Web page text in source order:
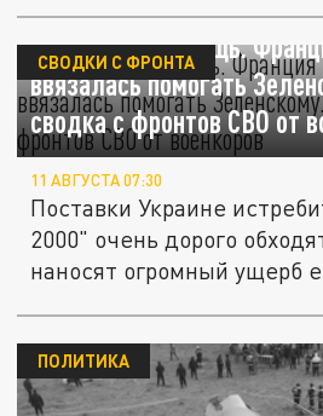
Недешёвая помощь.
ввязалась помогать
сводка с фронтов СВО от
СВОДКИ С ФРОНТА
11 АВГУСТА 07:30
Поставки Украине
2000" очень дорого
наносят огромный ущерб
ПОЛИТИКА